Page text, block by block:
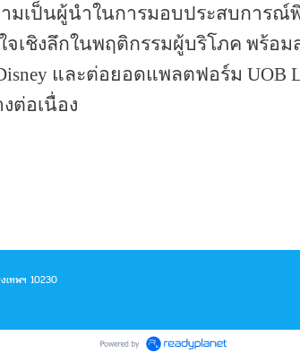
มเป็นผู้นำในการมอบประสบการณ์
จเชิงลึกในพฤติกรรมผู้บริโภค พร้
และต่อยอดแพลตฟอร์มUOB
ต่อเนื่อง
เทพฯ 10230